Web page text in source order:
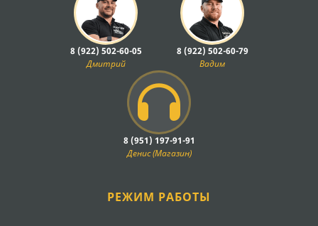
8 (922) 502-60-05
Дмитрий
8 (922) 502-60-79
Вадим
8 (951) 197-91-91
Денис (Магазин)
РЕЖИМ РАБОТЫ